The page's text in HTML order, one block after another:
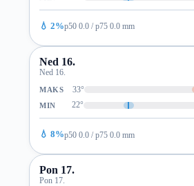
💧 2%p50 0.0 / p75 0.0 mm
Ned 16.
Ned 16.
MAKS 33°
MIN 22°
💧 8%p50 0.0 / p75 0.0 mm
Pon 17.
Pon 17.